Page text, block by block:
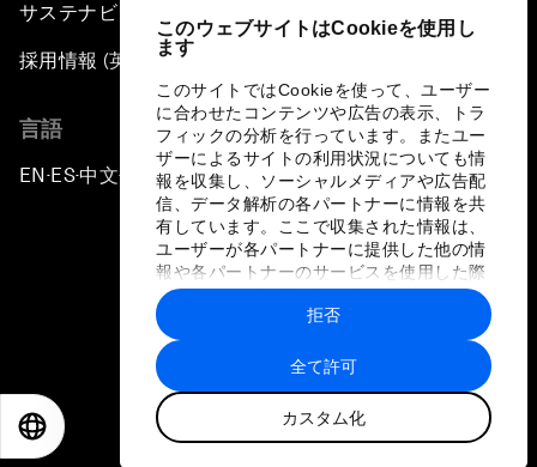
このウェブサイトはCookieを使用し
ます
このサイトではCookieを使って、ユーザー
に合わせたコンテンツや広告の表示、トラ
フィックの分析を行っています。またユー
ザーによるサイトの利用状況についても情
報を収集し、ソーシャルメディアや広告配
信、データ解析の各パートナーに情報を共
有しています。ここで収集された情報は、
ユーザーが各パートナーに提供した他の情
報や各パートナーのサービスを使用した際
に収集された情報と組み合わされ、各パー
トナーによって使用されることがありま
す。
全て許可
カスタム化
拒否
サステナビリティへの取り組み
採用情報 (英語のみ)
言語
EN ▪ES▪中文▪ 日本語
プライバシーポリシーと利用規約
サイトマップ
©
世界経済フォーラム